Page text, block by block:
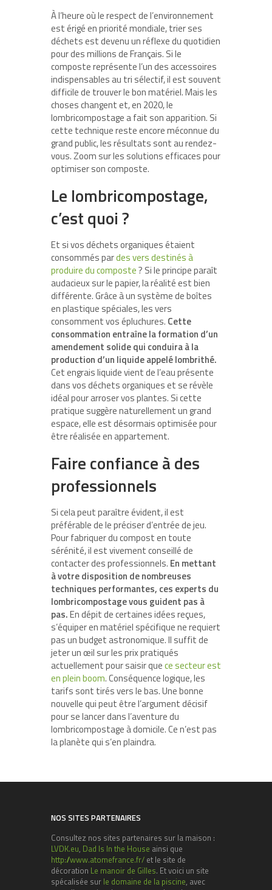
À l’heure où le respect de l’environnement
est érigé en priorité mondiale, trier ses
déchets est devenu un réflexe du quotidien
pour des millions de Français. Si le
composte représente l’un des accessoires
indispensables au tri sélectif, il est souvent
difficile de trouver le bon matériel. Mais les
choses changent et, en 2020, le
lombricompostage a fait son apparition. Si
cette technique reste encore méconnue du
grand public, les résultats sont au rendez-
vous. Zoom sur les solutions efficaces pour
optimiser son composte.
Le lombricompostage,
c’est quoi ?
Et si vos déchets organiques étaient
consommés pardes vers destinés à
produire du composte? Si le principe paraît
audacieux sur le papier, la réalité est bien
différente. Grâce à un système de boîtes
en plastique spéciales, les vers
consomment vos épluchures. Cette
consommation entraîne la formation d’un
amendement solide qui conduira à la
production d’un liquide appelé lombrithé.
Cet engrais liquide vient de l’eau présente
dans vos déchets organiques et se révèle
idéal pour arroser vos plantes. Si cette
pratique suggère naturellement un grand
espace, elle est désormais optimisée pour
être réalisée en appartement.
Faire confiance à des
professionnels
Si cela peut paraître évident, il est
préférable de le préciser d’entrée de jeu.
Pour fabriquer du compost en toute
sérénité, il est vivement conseillé de
contacter des professionnels. En mettant
à votre disposition de nombreuses
techniques performantes, ces experts du
lombricompostage vous guident pas à
pas.En dépit de certaines idées reçues,
s’équiper en matériel spécifique ne requiert
pas un budget astronomique. Il suffit de
jeter un œil sur les prix pratiqués
actuellement pour saisir quece secteur est
en plein boom. Conséquence logique, les
tarifs sont tirés vers le bas. Une bonne
nouvelle qui peut être l’argument décisif
pour se lancer dans l’aventure du
lombricompostage à domicile. Ce n’est pas
la planète qui s’en plaindra.
NOS SITES PARTENAIRES
Consultez nos sites partenaires sur la maison :
LVDK.eu, Dad Is In the House ainsi que
http://www.atomefrance.fr/ et le site de
décoration Le manoir de Gilles. Et voici un site
spécalisée sur le domaine de la piscine, avec